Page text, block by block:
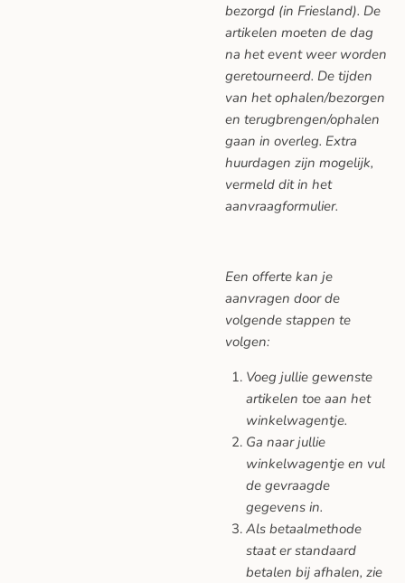
bezorgd (in Friesland). De
artikelen moeten de dag
na het event weer worden
geretourneerd. De tijden
van het ophalen/bezorgen
en terugbrengen/ophalen
gaan in overleg. Extra
huurdagen zijn mogelijk,
vermeld dit in het
aanvraagformulier.
Een offerte kan je
aanvragen door de
volgende stappen te
volgen:
Voeg jullie gewenste
artikelen toe aan het
winkelwagentje.
Ga naar jullie
winkelwagentje en vul
de gevraagde
gegevens in.
Als betaalmethode
staat er standaard
betalen bij afhalen, zie